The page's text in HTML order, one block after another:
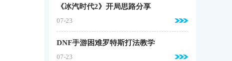
《冰汽时代2》开局思路分享
07-23
DNF手游困难罗特斯打法教学
07-23